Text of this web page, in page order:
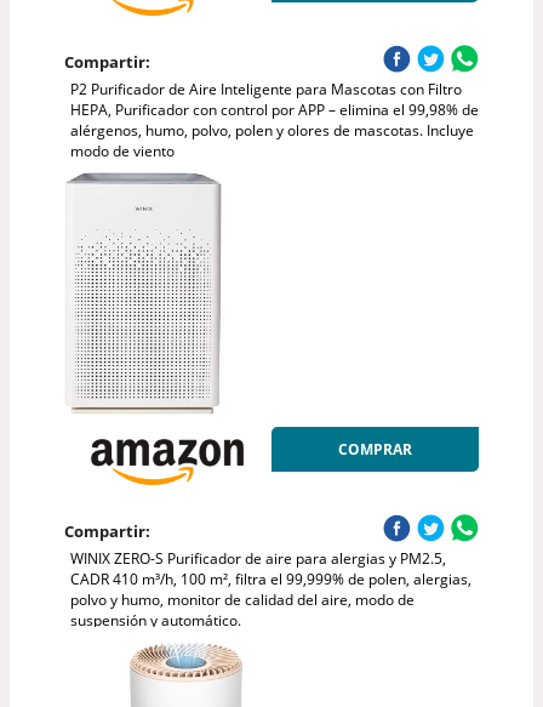
Compartir:
P2 Purificador de Aire Inteligente para Mascotas con Filtro
HEPA, Purificador con control por APP – elimina el 99,98% de
alérgenos, humo, polvo, polen y olores de mascotas. Incluye
modo de viento
COMPRAR
Compartir:
WINIX ZERO-S Purificador de aire para alergias y PM2.5,
CADR 410 m³/h, 100 m², filtra el 99,999% de polen, alergias,
polvo y humo, monitor de calidad del aire, modo de
suspensión y automático.